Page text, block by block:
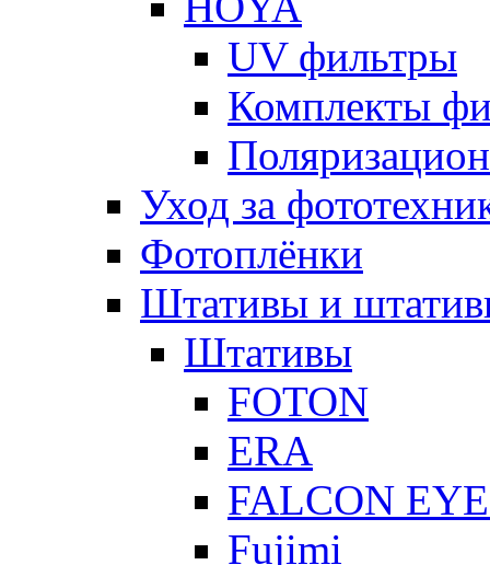
UV фильтры
Комплекты
Уход за
Фотоплёнки
Штативы и
Штативы
FOTON
ERA
FALCON
Fujimi